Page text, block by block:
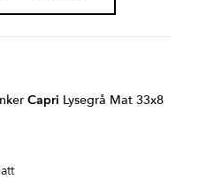
Capri Lysegrå Mat 33x8